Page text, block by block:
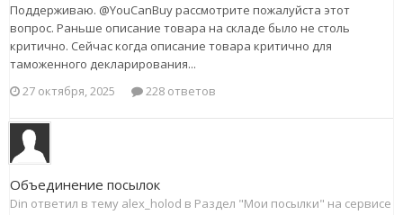
Поддерживаю. @YouCanBuy рассмотрите пожалуйста этот
вопрос. Раньше описание товара на складе было не столь
критично. Сейчас когда описание товара критично для
таможенного декларирования...
27 октября, 2025
228 ответов
Объединение посылок
Din ответил в тему alex_holod в Раздел "Мои посылки" на сервисе